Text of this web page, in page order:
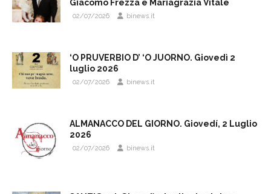
Giacomo Frezza e Mariagrazia Vitale
02/07/2026 binews.it
‘O PRUVERBIO D’ ‘O JUORNO. Giovedì 2
luglio 2026
02/07/2026 binews.it
ALMANACCO DEL GIORNO. Giovedí, 2 Luglio
2026
02/07/2026 binews.it